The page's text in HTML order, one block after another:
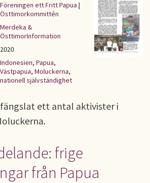
Föreningen ett Fritt Papua |
Östtimorkommittén
Merdeka &
ÖsttimorInformation
2020
Indonesien, Papua,
Västpapua, Moluckerna,
nationell självständighet
ett antal aktivister i
frige
från Papua